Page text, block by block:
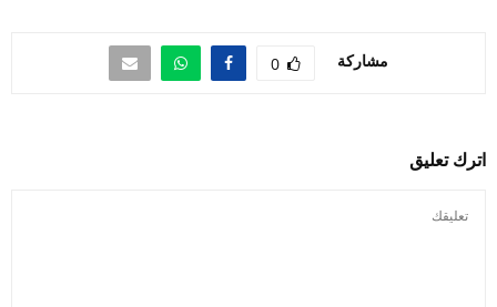
مشاركة 0
اترك تعليق